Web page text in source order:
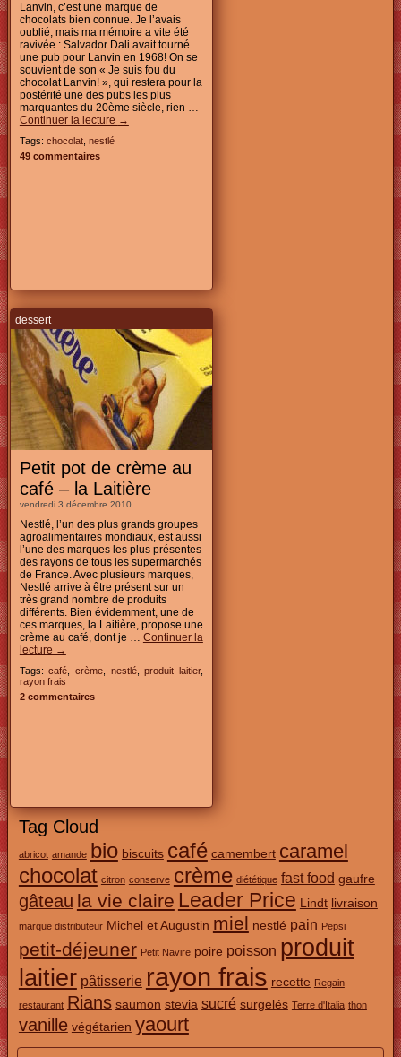
Lanvin, c’est une marque de
chocolats bien connue. Je l’avais
oublié, mais ma mémoire a vite été
ravivée : Salvador Dali avait tourné
une pub pour Lanvin en 1968! On se
souvient de son « Je suis fou du
chocolat Lanvin! », qui restera pour la
postérité une des pubs les plus
marquantes du 20ème siècle, rien …
Continuer la lecture →
Tags: chocolat, nestlé
49 commentaires
dessert
Petit pot de crème au
café – la Laitière
vendredi 3 décembre 2010
Nestlé, l’un des plus grands groupes
agroalimentaires mondiaux, est aussi
l’une des marques les plus présentes
des rayons de tous les supermarchés
de France. Avec plusieurs marques,
Nestlé arrive à être présent sur un
très grand nombre de produits
différents. Bien évidemment, une de
ces marques, la Laitière, propose une
crème au café, dont je … Continuer la
lecture →
Tags:café ,crème nestlé,produit laitier,
rayon frais
2 commentaires
Tag Cloud
abricot amande bio biscuits café camembert caramel
chocolat citron conserve crème diététique fast food gaufre
gâteau la vie claire Leader Price Lindt livraison
marque distributeur Michel et Augustin miel nestlé pain Pepsi
petit-déjeuner Petit Navire poire poisson produit
laitier pâtisserie rayon frais recette Regain
restaurant Rians saumon stevia sucré surgelés Terre d'Italia thon
vanille végétarien yaourt